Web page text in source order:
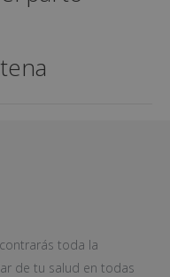
toda la
de tu salud en todas